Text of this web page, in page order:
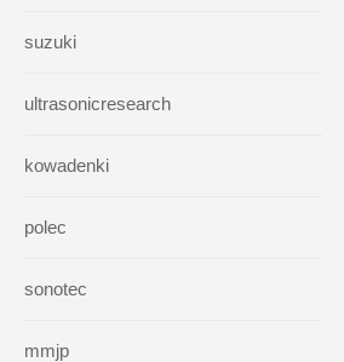
suzuki
ultrasonicresearch
kowadenki
polec
sonotec
mmjp